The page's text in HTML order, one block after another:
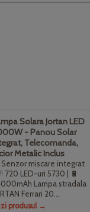
Solara Jortan LED
- Panou Solar
Telecomanda,
Metalic Inclus
Senzor miscare integrat
720 LED-uri 5730 | 🔋
Lampa stradala
Ferrari 20…
produsul →